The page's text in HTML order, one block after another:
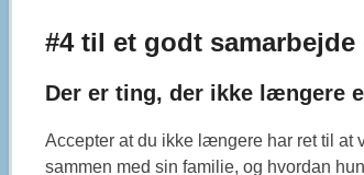
#4 til et godt
Der er ting, der ikke længere
Accepter at du ikke længere har ret til at
sammen med sin familie, og hvordan